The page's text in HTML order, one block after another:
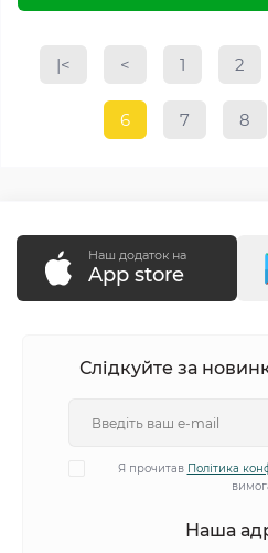
|< < 1 2
6 7 8
Наш додаток на
App store
Слідкуйте за
Я прочитав Політика
Наша